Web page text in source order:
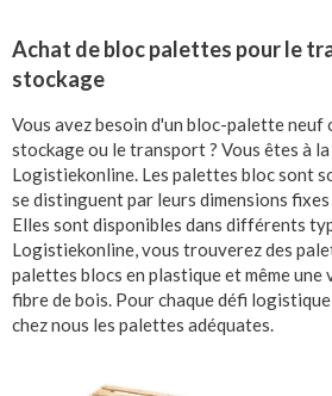
Achat de bloc palettes pour le
stockage
Vous avez besoin d'un bloc-palette neuf
stockage ou le transport ? Vous êtes à
Logistiekonline. Les palettes bloc sont
se distinguent par leurs dimensions
Elles sont disponibles dans différents
Logistiekonline, vous trouverez des
palettes blocs en plastique et même une
fibre de bois. Pour chaque défi
chez nous les palettes adéquates.